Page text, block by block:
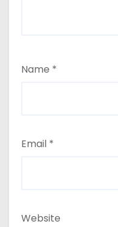
Name *
Email *
Website